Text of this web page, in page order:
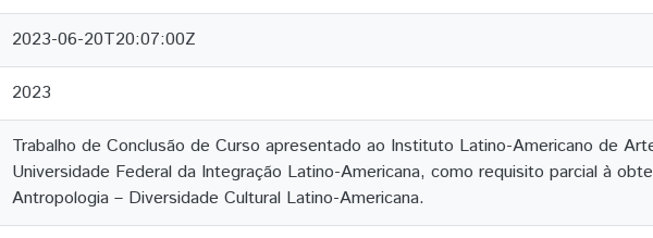
2023-06-20T20:07:00Z
2023
Trabalho de Conclusão de Curso apresentado ao Instituto Latino-Americano de
Universidade Federal da Integração Latino-Americana, como requisito parcial à
Antropologia – Diversidade Cultural Latino-Americana.